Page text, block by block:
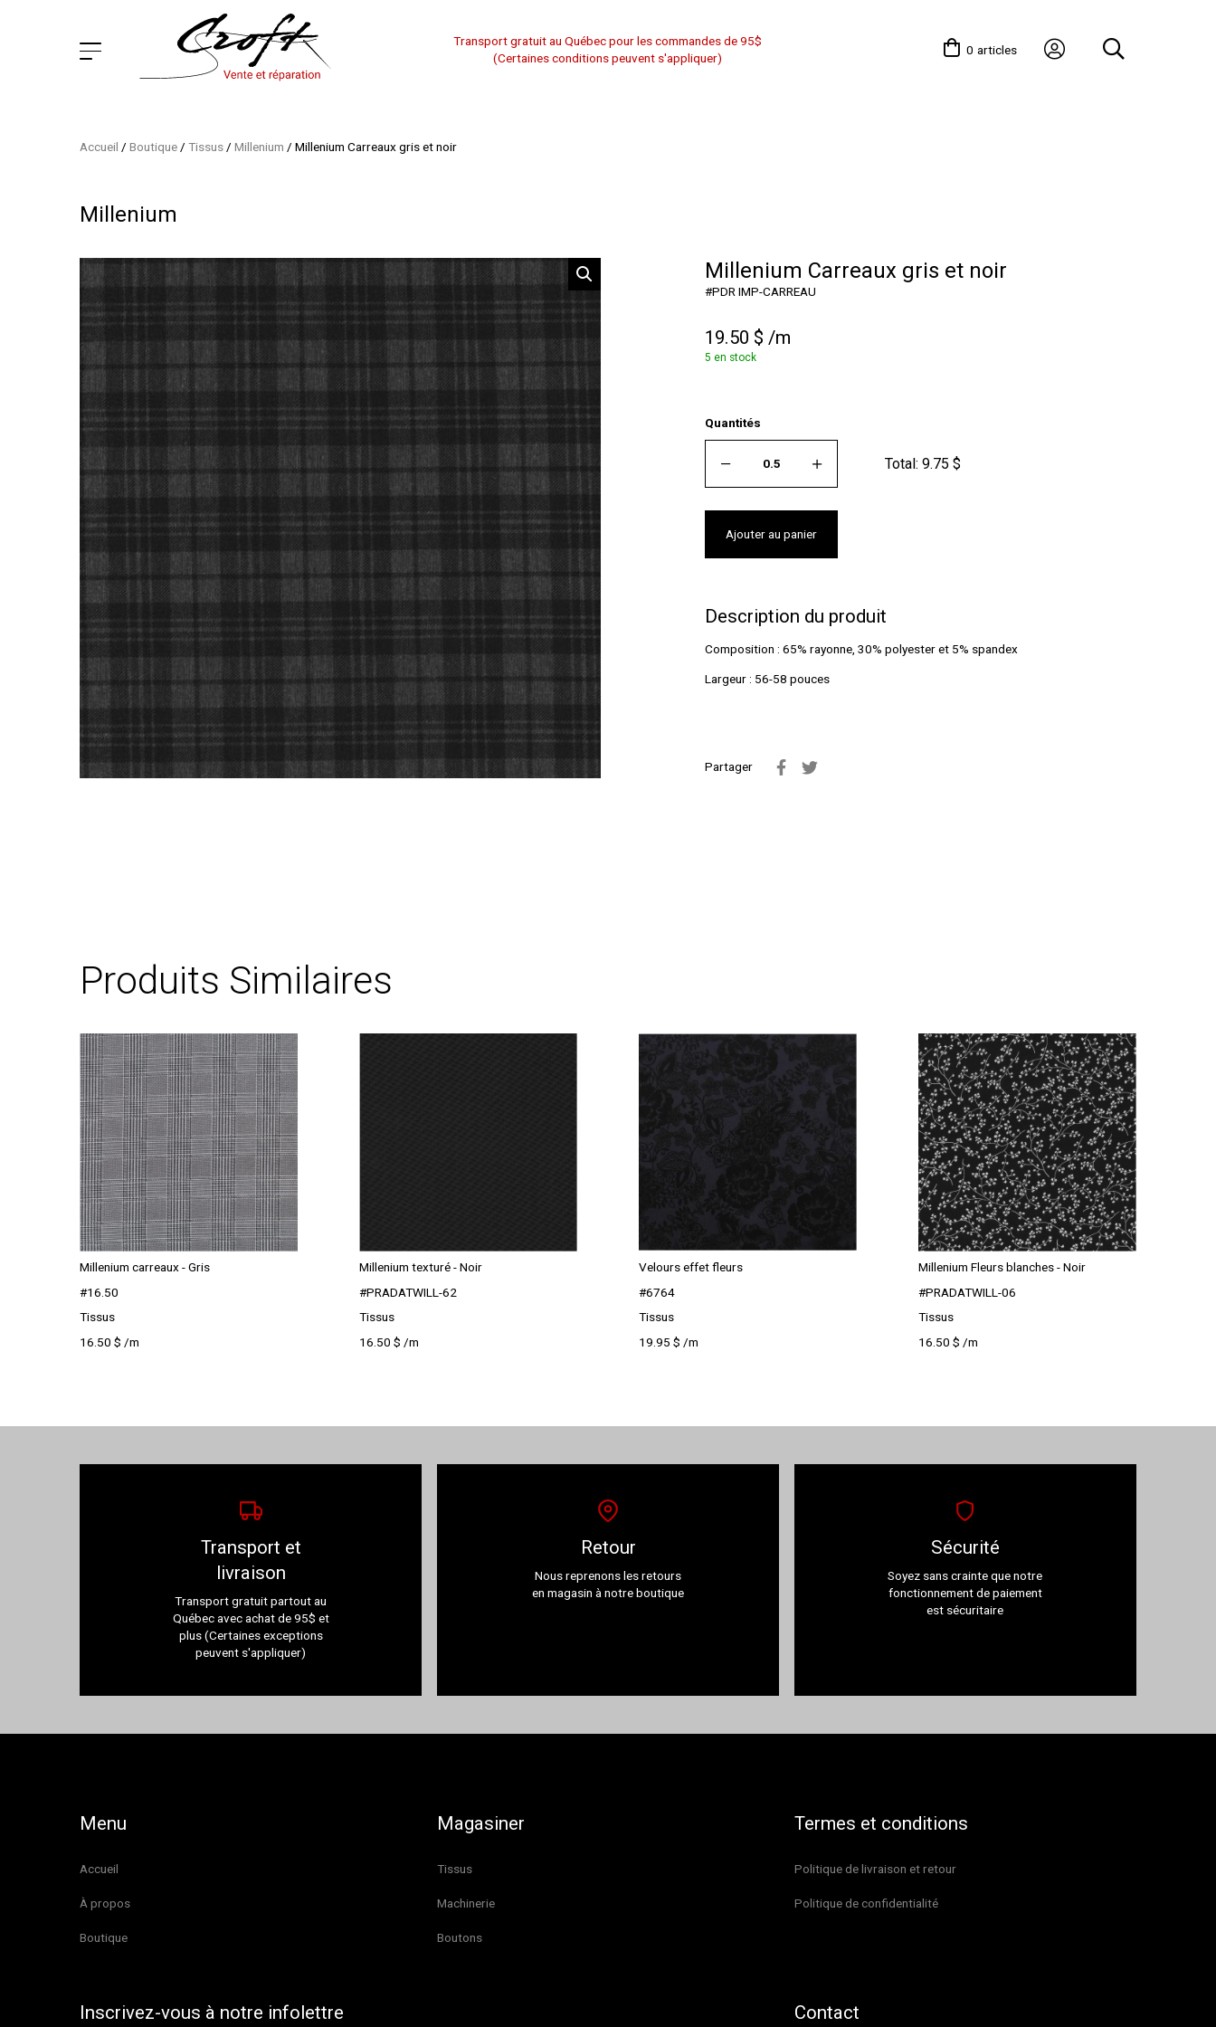
Transport gratuit au Québec pour les commandes de 95$
(Certaines conditions peuvent s'appliquer)
0 articles
Accueil /Boutique /Tissus /Millenium /Millenium Carreaux gris et noir
Millenium
Millenium Carreaux gris et noir
#PDR IMP-CARREAU
19.50 $ /m
5 en stock
Quantités
Total: 9.75 $
Ajouter au panier
Description du produit
Composition : 65% rayonne, 30% polyester et 5% spandex
Largeur : 56-58 pouces
Partager
Produits Similaires
Millenium carreaux - Gris
#16.50
Tissus
16.50$ /m
Millenium texturé - Noir
#PRADATWILL-62
Tissus
16.50$ /m
Velours effet fleurs
#6764
Tissus
19.95 $ /m
Millenium Fleurs blanches - Noir
#PRADATWILL-06
Tissus
16.50 $ /m
Transport et
livraison
Transport gratuit partout au
Québec avec achat de 95$ et
plus (Certaines exceptions
peuvent s'appliquer)
Retour
Nous reprenons les retours
en magasin à notre boutique
Sécurité
Soyez sans crainte que notre
fonctionnement de paiement
est sécuritaire
Menu
Accueil
À propos
Boutique
Magasiner
Tissus
Machinerie
Boutons
Termes et conditions
Politique de livraison et retour
Politique de confidentialité
Inscrivez-vous à notre infolettre Contact